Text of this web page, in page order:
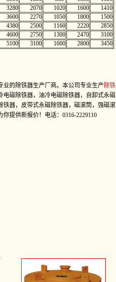
3280 2070 1020 1600
1410
3600 2270 1050 1800
1500
4380 2500 1160 2220
2850
4600 2750 1300 2470
3100
5100 3100 1600 2800 3450
业的除铁器生产厂商。本公司专业生产除铁
电磁除铁器，油冷电磁除铁器，自卸式永磁
铁器，皮带式永磁除铁器，磁滚筒，强磁滚
提供新报价！电话：0316-2229110